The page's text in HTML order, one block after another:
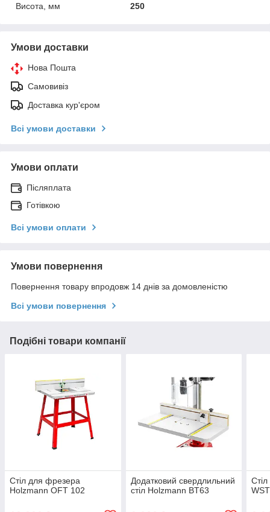
Висота, мм 250
Умови доставки
Нова Пошта
Самовивіз
Доставка кур'єром
Всі умови доставки
Умови оплати
Післяплата
Готівкою
Всі умови оплати
Умови повернення
Повернення товару впродовж 14 днів за домовленістю
Всі умови повернення
Подібні товари компанії
Стіл для фрезера
Holzmann OFT 102
Додатковий свердлильний
стіл Holzmann BT63